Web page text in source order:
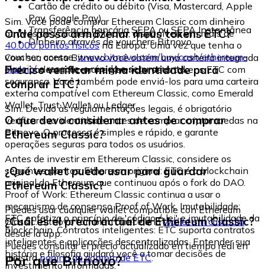
Cartão de crédito ou débito (Visa, Mastercard, Apple
Pay, Google Pay)
Transferência bancária SEPA ou SEPA Instantânea
Dinheiro através de vouchers Bitnovo
Sim. Você pode comprar Ethereum Classic com dinheiro
através de vouchers Bitnovo, disponíveis em mais de
40.000 pontos físicosna Europa. Uma vez que tenha o
voucher, acesse:www.bitnovo.com/buy/cash/ethereum-
classic/e resgate-o rápida e seguramente.
Onde posso armazenar meus tokens ETC?
Com sua conta Bitnovo você obtém uma carteira integrada
onde pode armazenar e gerenciar seus tokens ETC com
segurança. Você também pode enviá-los para uma carteira
externa compatível com Ethereum Classic, como Emerald
Wallet, Trust Wallet ou Ledger.
Preciso verificar minha identidade para
comprar ETC?
Sim. Devido às regulamentações legais, é obrigatório
verificar sua identidade antes de comprar criptomoedas na
Bitnovo. O processo é simples e rápido, e garante
operações seguras para todos os usuários.
O que devo considerar antes de comprar
Ethereum Classic?
Antes de investir em Ethereum Classic, considere os
seguintes pontos: Ethereum original: ETC é a blockchain
original do Ethereum que continuou após o fork do DAO.
Proof of Work: Ethereum Classic continua a usar o
mecanismo de consenso Proof of Work. Imutabilidade:
ETC enfatiza o princípio de 'código é lei' e imutabilidade da
blockchain. Contratos inteligentes: ETC suporta contratos
inteligentes e aplicações descentralizadas. Entender sua
história e filosofia ajudará você a tomar decisões de
investimento informadas.
¿Qué wallet puedo usar para guardar
Ethereum Classic?
Puedes usar cualquier wallet compatible con Ethereum
Classic. Bitnovo también ofrece unawallet sin custodia
desde la app.
¿Cuál es el precio actual de Ethereum Classic?
Puedes consultar el precio actualizado en tiempo real en
nuestrapágina de compra de ETC.
Por que Bitnovo?